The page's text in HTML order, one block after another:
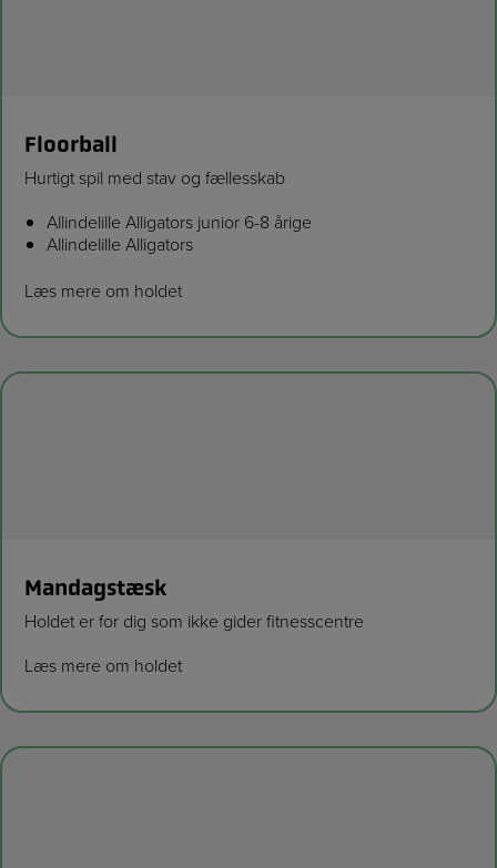
Floorball
Hurtigt spil med stav og fællesskab
Allindelille Alligators junior 6-8 årige
Allindelille Alligators
Læs mere om holdet
Mandagstæsk
Holdet er for dig som ikke gider fitnesscentre
Læs mere om holdet